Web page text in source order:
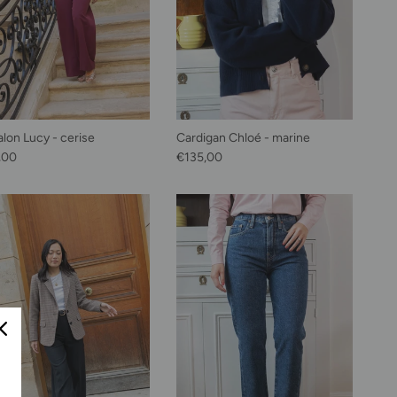
Lucy - cerise
Cardigan Chloé - marine
Prix habituel
€135,00